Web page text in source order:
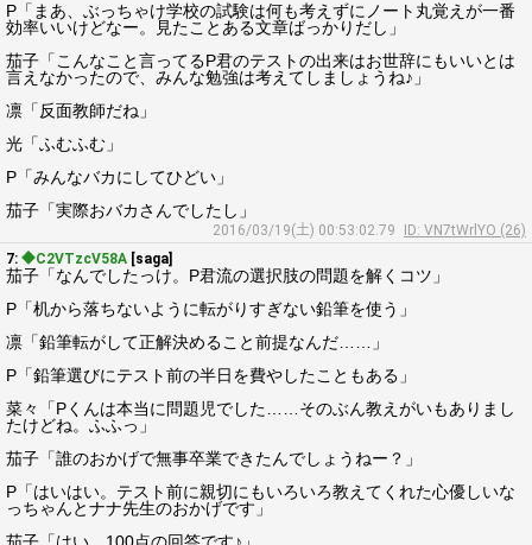
P「まあ、ぶっちゃけ学校の試験は何も考えずにノート丸覚えが一番
効率いいけどなー。見たことある文章ばっかりだし」
茄子「こんなこと言ってるP君のテストの出来はお世辞にもいいとは
言えなかったので、みんな勉強は考えてしましょうね♪」
凛「反面教師だね」
光「ふむふむ」
P「みんなバカにしてひどい」
茄子「実際おバカさんでしたし」
2016/03/19(土) 00:53:02.79
ID: VN7tWrlYO (26)
7: ◆C2VTzcV58A [saga]
茄子「なんでしたっけ。P君流の選択肢の問題を解くコツ」
P「机から落ちないように転がりすぎない鉛筆を使う」
凛「鉛筆転がして正解決めること前提なんだ……」
P「鉛筆選びにテスト前の半日を費やしたこともある」
菜々「Pくんは本当に問題児でした……そのぶん教えがいもありまし
たけどね。ふふっ」
茄子「誰のおかげで無事卒業できたんでしょうねー？」
P「はいはい。テスト前に親切にもいろいろ教えてくれた心優しいな
っちゃんとナナ先生のおかげです」